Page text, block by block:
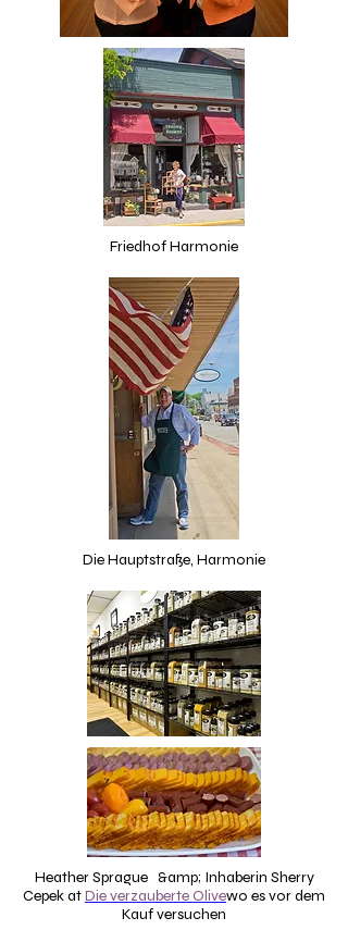
Friedhof Harmonie
Die Hauptstraße, Harmonie
Heather Sprague &amp; Inhaberin Sherry
Cepek atDie verzauberte Olivewo es vor dem
Kauf versuchen